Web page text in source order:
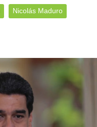
Nicolás Maduro